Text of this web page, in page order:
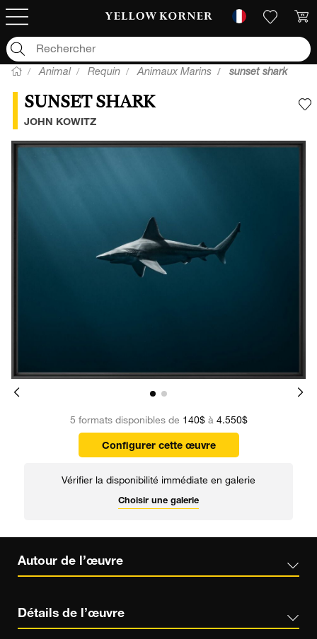
Animal Requin Animaux Marins sunset shark
SUNSET SHARK
JOHN KOWITZ
5 formats disponibles de 140$à 4.550$
Configurer cette œuvre
Vérifier la disponibilité immédiate en galerie
Choisir une galerie
Autour de l’œuvre
Détails de l’œuvre